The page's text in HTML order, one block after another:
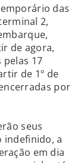
das
2,
de agora,
17
de 1º de
por
seus
indefinido, a
em dia